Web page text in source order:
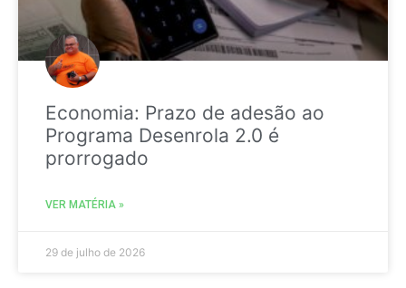
Economia: Prazo de adesão ao
Programa Desenrola 2.0 é
prorrogado
VER MATÉRIA »
29 de julho de 2026